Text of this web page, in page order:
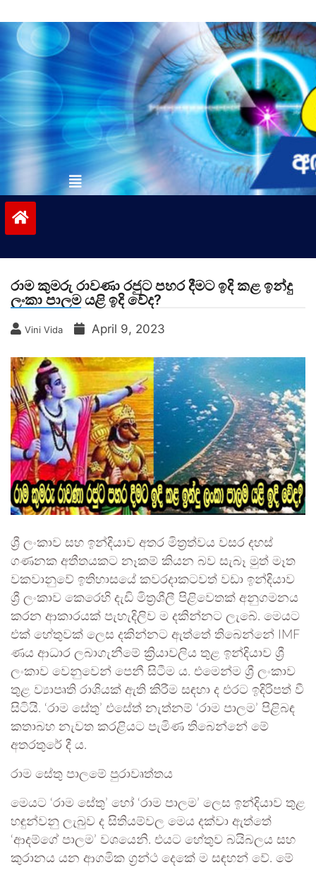
to
contentvinivida.lk
රාම කුමරු රාවණා රජුට පහර දීමට ඉදි කළ ඉන්දු
ලංකා පාලම යළි ඉදි වේද?
Vini Vida April 9, 2023
ශ්‍රී ලංකාව සහ ඉන්දියාව අතර මිත්‍රත්වය වසර දහස්
ගණනක අතීතයකට නෑකම් කියන බව සැබෑ මුත් මෑත
වකවානුවේ ඉතිහාසයේ කවරදාකටවත් වඩා ඉන්දියාව
ශ්‍රී ලංකාව කෙරෙහි දැඩි මිත්‍රශීලී පිළිවෙතක් අනුගමනය
කරන ආකාරයක් පැහැදිලිව ම දකින්නට ලැබේ. මෙයට
එක් හේතුවක් ලෙස දකින්නට ඇත්තේ තිබෙන්නේ IMF
ණය ආධාර ලබාගැනීමේ ක්‍රියාවලිය තුළ ඉන්දියාව ශ්‍රී
ලංකාව වෙනුවෙන් පෙනී සිටීම ය. එමෙන්ම ශ්‍රී ලංකාව
තුළ ව්‍යාපෘති රාශියක් ඇති කිරීම සඳහා ද එරට ඉදිරිපත් වී
සිටියි. ‘රාම සේතු’ එසේත් නැත්නම් ‘රාම පාලම’ පිළිබඳ
කතාබහ නැවත කරළියට පැමිණ තිබෙන්නේ මේ
අතරතුරේ දී ය.
රාම සේතු පාලමේ පුරාවෘත්තය
මෙයට ‘රාම සේතු’ හෝ ‘රාම පාලම’ ලෙස ඉන්දියාව තුළ
හඳුන්වනු ලැබුව ද සිතියම්වල මෙය දක්වා ඇත්තේ
‘ආදම්ගේ පාලම’ වශයෙනි. එයට හේතුව බයිබලය සහ
කුරානය යන ආගමික ග්‍රන්ථ දෙකේ ම සඳහන් වේ. මේ